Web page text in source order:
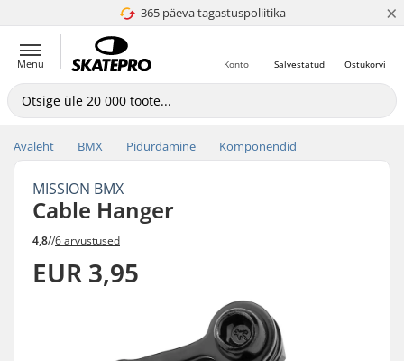
365 päeva tagastuspoliitika
4.8 paljaks 5 ×
Menu Ostukorvi
Salvestatud
Konto
Avaleht BMX Pidurdamine Komponendid
MISSION BMX
Cable Hanger
4,8//6 arvustused
EUR 3,95